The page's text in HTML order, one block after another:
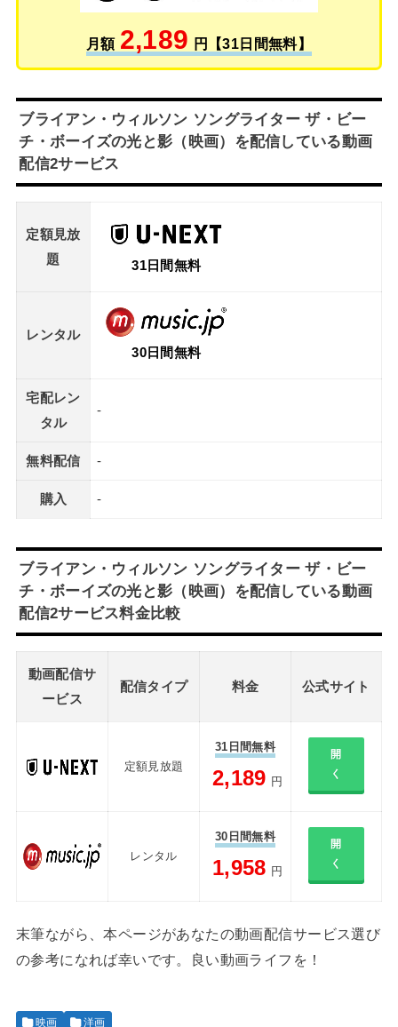
月額 2,189 円【31日間無料】
ブライアン・ウィルソン ソングライター ザ・ビー
チ・ボーイズの光と影（映画）を配信している動画
配信2サービス
定額見放
題
31日間無料
レンタル
30日間無料
宅配レン
タル
-
無料配信 -
購入 -
ブライアン・ウィルソン ソングライター ザ・ビー
チ・ボーイズの光と影（映画）を配信している動画
配信2サービス料金比較
動画配信サ
ービス
配信タイプ 料金 公式サイト
定額見放題
31日間無料
2,189 円
開
く
レンタル
30日間無料
1,958 円
開
く
末筆ながら、本ページがあなたの動画配信サービス選び
の参考になれば幸いです。良い動画ライフを！
映画 洋画